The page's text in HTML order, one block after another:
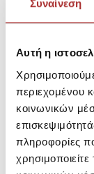
Συναίνεση
Αυτή η
περιεχομένου
κοινωνικών
πληροφορίες
Κωδικός
Σύνθεση
Αποστολές